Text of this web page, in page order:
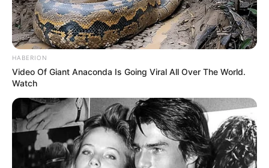
HABERION
Video Of Giant Anaconda Is Going Viral All Over The World.
Watch